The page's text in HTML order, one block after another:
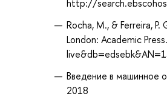
http://
Rocha, M., & Ferreira,
London: Academic
Введение в машинное
2018